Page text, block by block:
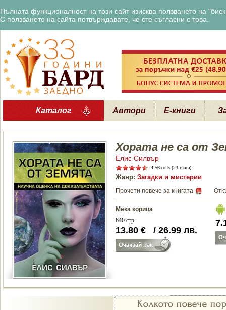
Пълната функционалност на този сайт изисква ползването на
С ползването на сайта потвърждавате, че сте съгласни с това.
Каталог Автори Е-книги
Хората не са от
Елис Силвър
4.56 от 5 (23 гласа)
Жанр: Загадки и мистерии
Прочети повече за книгата
Мека корица
640 стр.
13.80 € / 26.99 лв.